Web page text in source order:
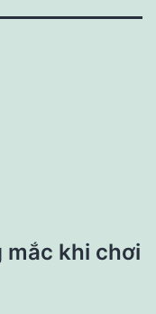
mắc khi chơi